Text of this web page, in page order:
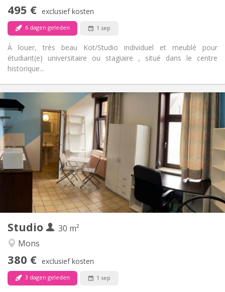
495 € exclusief kosten
6 dagen geleden 1 sep
À louer, très beau Kot/Studio individuel et meublé pour
étudiant(e) universitaire ou stagiaire , situé dans le centre
historique...
Studio
30 m²
Mons
380 € exclusief kosten
3 dagen geleden 1 sep
Praktische Informatie
Huur:
380 €
Kosten:
20 €
Duur:
12 maanden
Domiciliëring:
Toegelaten
Inrichting
Badkamer:
Privaat
Keuken:
Privé (aparte kamer)
Oppervlakte:
30 m
Private kamers:
1